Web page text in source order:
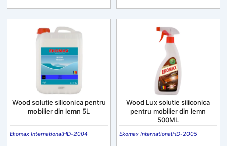
Wood solutie siliconica pentru
mobilier din lemn 5L
Ekomax InternationalHD-2004
Wood Lux solutie siliconica
pentru mobilier din lemn
500ML
Ekomax InternationalHD-2005